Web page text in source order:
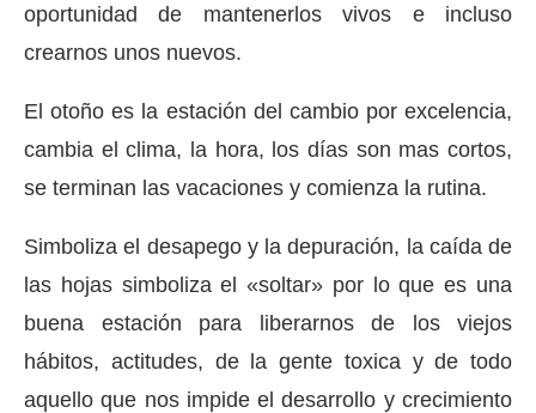
oportunidad de mantenerlos vivos e incluso
crearnos unos nuevos.
El otoño es la estación del cambio por excelencia,
cambia el clima, la hora, los días son mas cortos,
se terminan las vacaciones y comienza la rutina.
Simboliza el desapego y la depuración, la caída de
las hojas simboliza el «soltar» por lo que es una
buena estación para liberarnos de los viejos
hábitos, actitudes, de la gente toxica y de todo
aquello que nos impide el desarrollo y crecimiento